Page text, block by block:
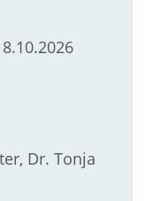
Dr. Tonja